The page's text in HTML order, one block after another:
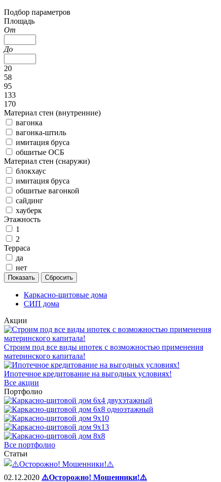
Подбор параметров
Площадь
От
До
20
58
95
133
170
Материал стен (внутренние)
вагонка
вагонка-штиль
имитация бруса
обшитые ОСБ
Материал стен (снаружи)
блокхаус
имитация бруса
обшитые вагонкой
сайдинг
хауберк
Этажность
1
2
Терраса
да
нет
Каркасно-щитовые дома
СИП дома
Акции
Строим под все виды ипотек с возможностью применения
материнского капитала!
Ипотечное кредитование на выгодных условиях!
Все акции
Портфолио
Все портфолио
Статьи
02.12.2020 ⚠️Осторожно! Мошенники!⚠️